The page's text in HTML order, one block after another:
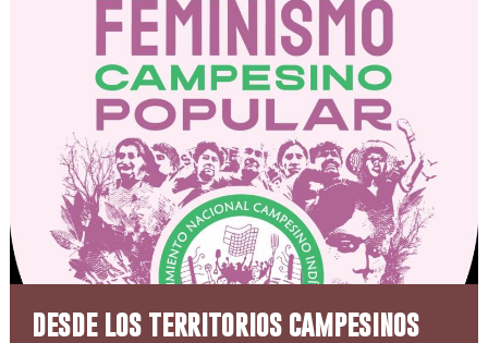
desde los territorios campesinos